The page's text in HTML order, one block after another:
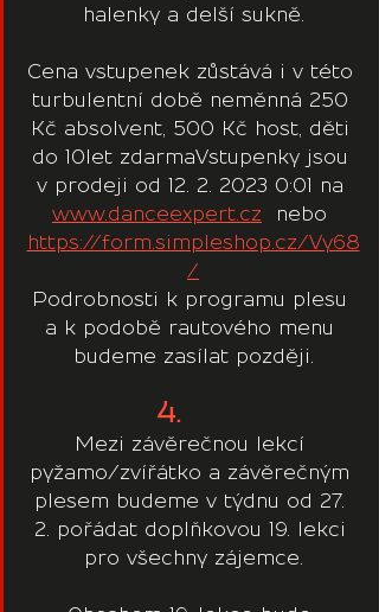
halenky a delší sukně.
Cena vstupenek zůstává i v této
turbulentní době neměnná 250
Kč absolvent, 500 Kč host, děti
do 10let zdarmaVstupenky jsou
v prodeji od 12. 2. 2023 0:01 na
www.danceexpert.cz
  nebo
https://form.simpleshop.cz/Vy68
/
Podrobnosti k programu plesu
a k podobě rautového menu
budeme zasílat později.
4.
Mezi závěrečnou lekcí
pyžamo/zvířátko a závěrečným
plesem budeme v týdnu od 27.
2. pořádat doplňkovou 19. lekci
pro všechny zájemce.